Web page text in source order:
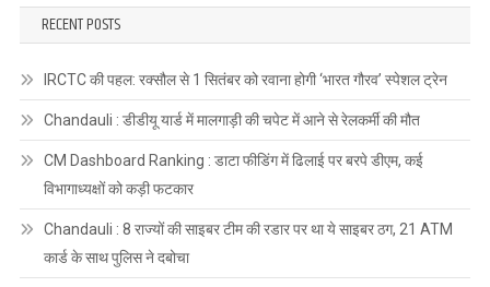
RECENT POSTS
IRCTC की पहल: रक्सौल से 1 सितंबर को रवाना होगी ‘भारत गौरव’ स्पेशल ट्रेन
Chandauli : डीडीयू यार्ड में मालगाड़ी की चपेट में आने से रेलकर्मी की मौत
CM Dashboard Ranking : डाटा फीडिंग में ढिलाई पर बरपे डीएम, कई
विभागाध्यक्षों को कड़ी फटकार
Chandauli : 8 राज्यों की साइबर टीम की रडार पर था ये साइबर ठग, 21 ATM
कार्ड के साथ पुलिस ने दबोचा